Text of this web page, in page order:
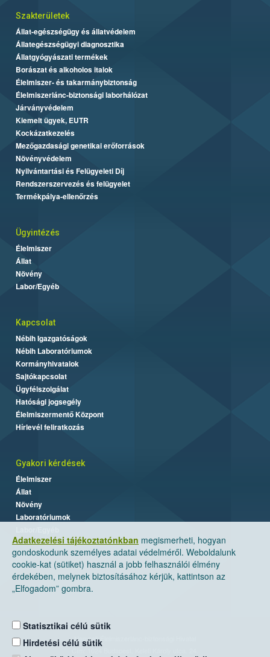
Adatkezelési tájékoztatónkban megismerheti, hogyan
gondoskodunk személyes adatai védelméről. Weboldalunk
cookie-kat (sütiket) használ a jobb felhasználói élmény
érdekében, melynek biztosításához kérjük, kattintson az
„Elfogadom” gombra.
Statisztikai célú sütik
Hirdetési célú sütik
Szakterületek
Állat-egészségügy és állatvédelem
Állategészségügyi diagnosztika
Állatgyógyászati termékek
Borászat és alkoholos italok
Élelmiszer- és takarmánybiztonság
Élelmiszerlánc-biztonsági laborhálózat
Járványvédelem
Kiemelt ügyek, EUTR
Kockázatkezelés
Mezőgazdasági genetikai erőforrások
Növényvédelem
Nyilvántartási és Felügyeleti Díj
Rendszerszervezés és felügyelet
Termékpálya-ellenőrzés
Ügyintézés
Élelmiszer
Állat
Növény
Labor/Egyéb
Kapcsolat
Nébih Igazgatóságok
Nébih Laboratóriumok
Kormányhivatalok
Sajtókapcsolat
Ügyfélszolgálat
Hatósági jogsegély
Élelmiszermentő Központ
Hírlevél feliratkozás
Gyakori kérdések
Élelmiszer
Állat
Növény
Laboratóriumok
Nemzeti Élelmiszerlánc-biztonsági Hivatal